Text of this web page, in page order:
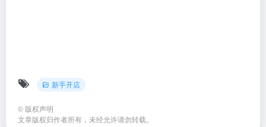
新手开店
© 版权声明
文章版权归作者所有，未经允许请勿转载。